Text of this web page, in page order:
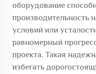
оборудование
производительность
условий или
равномерный
проекта. Такая
избегать